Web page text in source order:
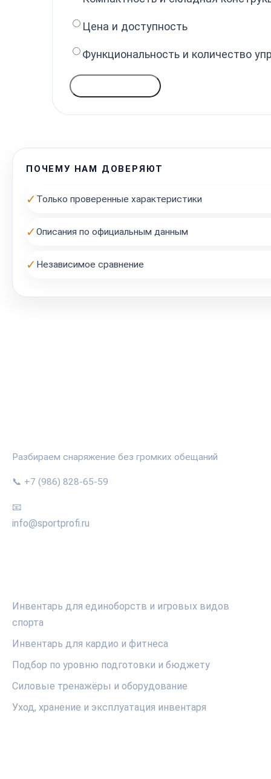
Цена и доступность
Функциональность и количество
ПОЧЕМУ НАМ ДОВЕРЯЮТ
✓ Только проверенные характеристики
✓Описания по официальным данным
✓ Независимое сравнение
Разбираем снаряжение без громких обещаний
📞 +7 (986) 828-65-59
📧
info@sportprofi.ru
Инвентарь для единоборств и игровых видов
спорта
Инвентарь для кардио и фитнеса
Подбор по уровню подготовки и бюджету
Силовые тренажёры и оборудование
Уход, хранение и эксплуатация инвентаря